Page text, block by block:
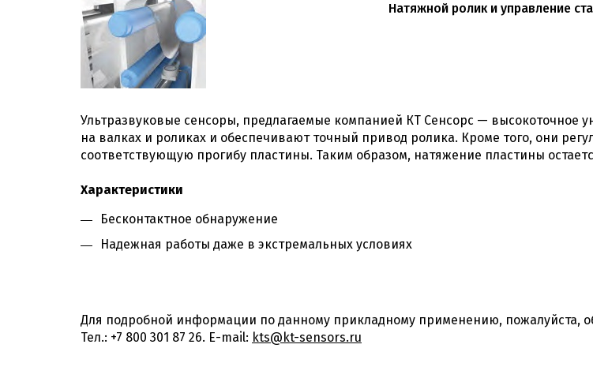
Натяжной ролик и управление
Ультразвуковые сенсоры, предлагаемые компанией КТ Сенсорс — высокоточное
на валках и роликах и обеспечивают точный привод ролика. Кроме того, они
соответствующую прогибу пластины. Таким образом, натяжение пластины
Характеристики
Бесконтактное обнаружение
Надежная работы даже в экстремальных условиях
Для подробной информации по данному прикладному применению, пожалуйста,
Тел.: +7 800 301 87 26. E-mail: kts@kt-sensors.ru